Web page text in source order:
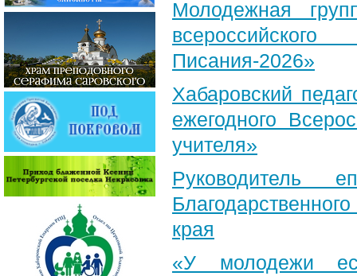
Молодежная
Писания-2026»
Хабаровский
ежегодного
учителя»
Руководитель
края
«У молодежи